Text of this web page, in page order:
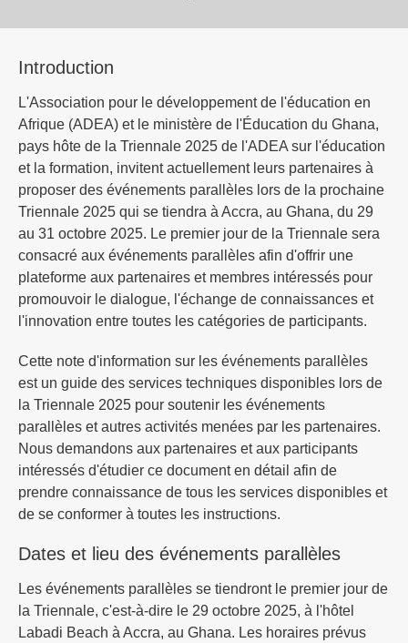
Introduction
L'Association pour le développement de l'éducation en
Afrique (ADEA) et le ministère de l'Éducation du Ghana,
pays hôte de la Triennale 2025 de l'ADEA sur l'éducation
et la formation, invitent actuellement leurs partenaires à
proposer des événements parallèles lors de la prochaine
Triennale 2025 qui se tiendra à Accra, au Ghana, du 29
au 31 octobre 2025. Le premier jour de la Triennale sera
consacré aux événements parallèles afin d'offrir une
plateforme aux partenaires et membres intéressés pour
promouvoir le dialogue, l'échange de connaissances et
l'innovation entre toutes les catégories de participants.
Cette note d'information sur les événements parallèles
est un guide des services techniques disponibles lors de
la Triennale 2025 pour soutenir les événements
parallèles et autres activités menées par les partenaires.
Nous demandons aux partenaires et aux participants
intéressés d'étudier ce document en détail afin de
prendre connaissance de tous les services disponibles et
de se conformer à toutes les instructions.
Dates et lieu des événements parallèles
Les événements parallèles se tiendront le premier jour de
la Triennale, c'est-à-dire le 29 octobre 2025, à l'hôtel
Labadi Beach à Accra, au Ghana. Les horaires prévus